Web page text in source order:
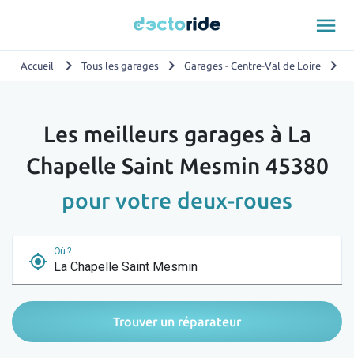
menu
Accueil chevron_right Tous les garages chevron_right Garages - Centre-Val de Loire chevron_right
Les meilleurs garages à La
Chapelle Saint Mesmin 45380
pour votre deux-roues
my_location
Où ?
Trouver un réparateur